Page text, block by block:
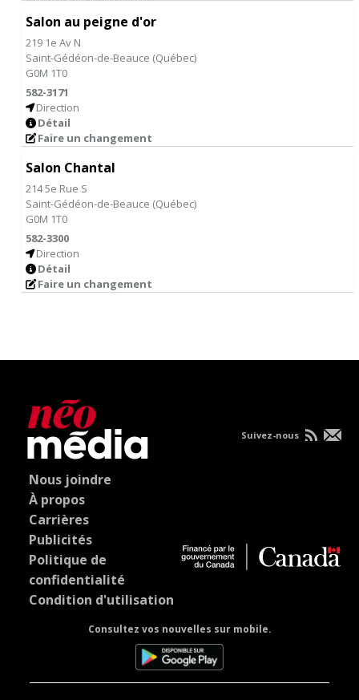
Salon au peigne d'or
219 1e Av N
Saint-Gédéon-de-Beauce (Québec)
G0M 1T0
582-3171
Direction
Détail
Faire un changement
Salon Chantal
214 5e Rue S
Saint-Gédéon-de-Beauce (Québec)
G0M 1T0
582-3300
Direction
Détail
Faire un changement
Nous joindre
À propos
Carrières
Publicités
Politique de
confidentialité
Condition d'utilisation
Consultez vos nouvelles sur mobile.
Suivez-nous